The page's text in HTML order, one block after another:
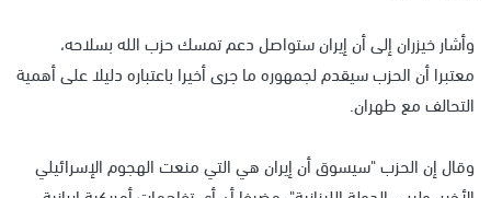
وأشار خيزران إلى أن إيران ستواصل دعم تمسك حزب الله بسلاحه،
معتبرا أن الحزب سيقدم لجمهوره ما جرى أخيرا باعتباره دليلا على أهمية
التحالف مع طهران.
وقال إن الحزب "سيسوق أن إيران هي التي منعت الهجوم الإسرائيلي